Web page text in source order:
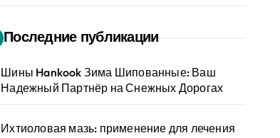
Последние публикации
Шины Hankook Зима Шипованные: Ваш
Надежный Партнёр на Снежных Дорогах
Ихтиоловая мазь: применение для лечения